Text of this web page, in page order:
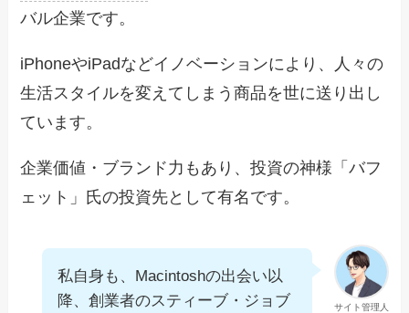
バル企業です。
iPhoneやiPadなどイノベーションにより、人々の
生活スタイルを変えてしまう商品を世に送り出し
ています。
企業価値・ブランド力もあり、投資の神様「バフ
ェット」氏の投資先として有名です。
サイト管理人
私自身も、Macintoshの出会い以
降、創業者のスティーブ・ジョブ